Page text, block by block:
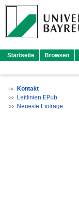
Startseite Browsen
Kontakt
Leitlinien EPub
Neueste Einträge